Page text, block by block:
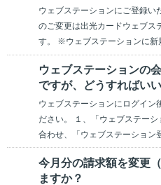
ウェブステーションにご登録い
のご変更は出光カードウェブス
す。 ※ウェブステーションに新
ウェブステーションの
ですが、どうすればい
ウェブステーションにログイン
ださい。 １、「ウェブステー
合わせ、「ウェブステーション
今月分の請求額を変更
ますか？